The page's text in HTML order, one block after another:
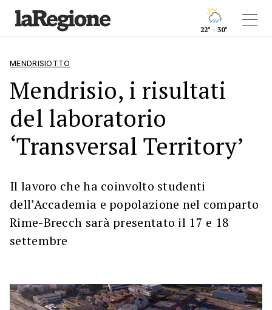
22° - 30°
MENDRISIOTTO
Mendrisio, i risultati
del laboratorio
‘Transversal Territory’
Il lavoro che ha coinvolto studenti
dell’Accademia e popolazione nel comparto
Rime-Brecch sarà presentato il 17 e 18
settembre